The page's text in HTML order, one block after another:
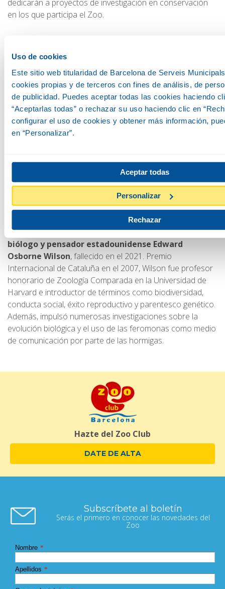
Uso de cookies
Este sitio web titularidad de Barcelona de Serveis
cookies propias y de terceros con fines de análisis, de
de publicidad. Puedes aceptar todas las cookies haciendo
“Aceptarlas todas” o rechazar su uso haciendo clic en
configurar el uso de cookies y obtener más información,
en “Personalizar”.
Aceptar todas
Personalizar
Rechazar
dedicarán a proyectos de investigación en conservación
en los que participa el Zoo.
El Espacio de Invertebrados está dedicado al
biólogo y pensador estadounidense Edward
Osborne Wilson, fallecido en el 2021. Premio
Internacional de Cataluña en el 2007, Wilson fue profesor
honorario de Zoología Comparada en la Universidad de
Harvard e introductor de términos como biodiversidad,
conducta social, éxito reproductivo y parentesco genético.
Además, impulsó numerosas investigaciones sobre la
evolución biológica y el uso de las feromonas como medio
de comunicación por parte de las hormigas.
Hazte del Zoo Club
DATE DE ALTA
Subscríbete al boletín
Serás el primero en conocer las novedades del
Zoo